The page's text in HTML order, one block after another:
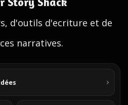
d'outils d'ecriture et de
narratives.